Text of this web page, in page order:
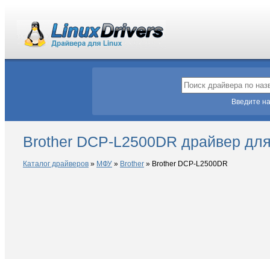
Введите
Brother DCP-L2500DR драйвер
Каталог драйверов » МФУ » Brother » Brother DCP-L2500DR